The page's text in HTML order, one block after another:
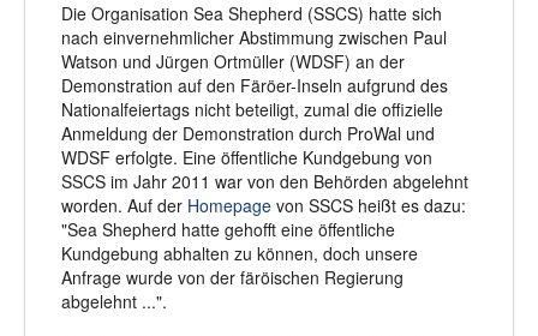
Die Organisation Sea Shepherd (SSCS) hatte sich
nach einvernehmlicher Abstimmung zwischen Paul
Watson und Jürgen Ortmüller (WDSF) an der
Demonstration auf den Färöer-Inseln aufgrund des
Nationalfeiertags nicht beteiligt, zumal die offizielle
Anmeldung der Demonstration durch ProWal und
WDSF erfolgte. Eine öffentliche Kundgebung von
SSCS im Jahr 2011 war von den Behörden abgelehnt
worden. Auf der Homepage von SSCS heißt es dazu:
"Sea Shepherd hatte gehofft eine öffentliche
Kundgebung abhalten zu können, doch unsere
Anfrage wurde von der färöischen Regierung
abgelehnt ...".